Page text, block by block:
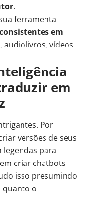
.
ferramenta
em
, audiolivros, vídeos
em
Por
versões de seus
legendas para
criar chatbots
isso presumindo
quanto o